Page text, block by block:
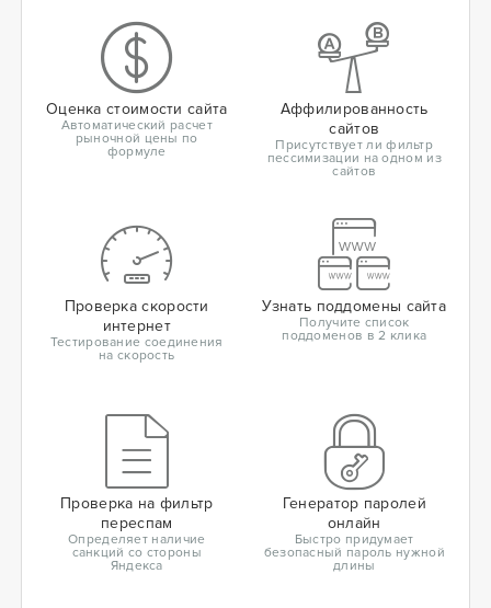
Оценка стоимости сайта
Автоматический расчет
рыночной цены по
формуле
Аффилированность
сайтов
Присутствует ли фильтр
пессимизации на одном из
сайтов
Проверка скорости
интернет
Тестирование соединения
на скорость
Узнать поддомены сайта
Получите список
поддоменов в 2 клика
Проверка на фильтр
переспам
Определяет наличие
санкций со стороны
Яндекса
Генератор паролей
онлайн
Быстро придумает
безопасный пароль нужной
длины